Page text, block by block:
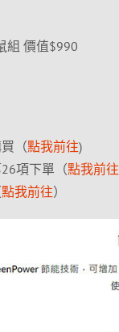
組 價值$990
（點我前往)
項下單（點我前往
點我前往）